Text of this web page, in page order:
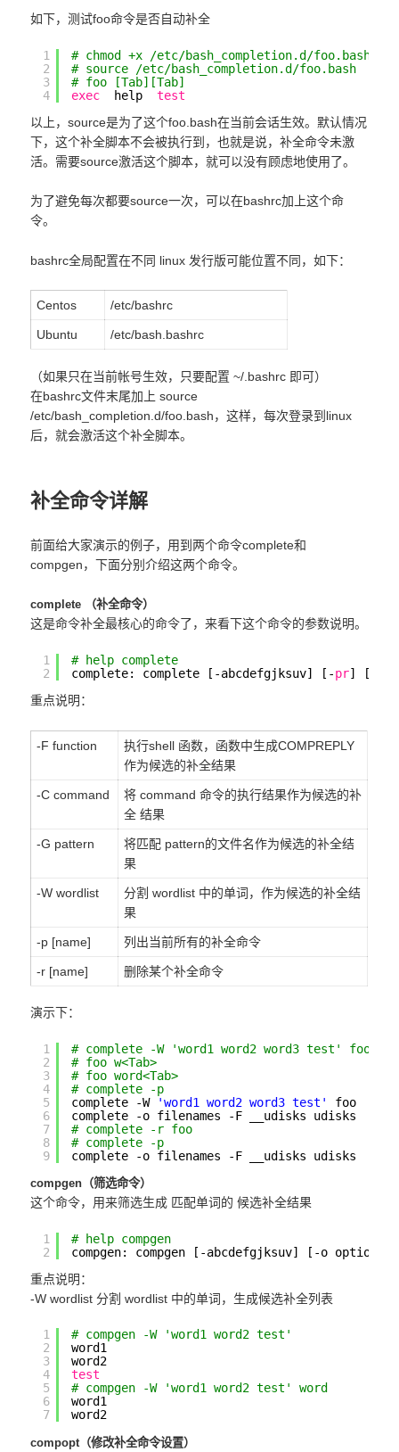
如下，测试foo命令是否自动补全
1
2
3
4
# chmod +x /etc/bash_completion.d/foo.bash
# source /etc/bash_completion.d/foo.bash
# foo [Tab][Tab]
exec
help test
以上，source是为了这个foo.bash在当前会话生效。默认情况
下，这个补全脚本不会被执行到，也就是说，补全命令未激
活。需要source激活这个脚本，就可以没有顾虑地使用了。
为了避免每次都要source一次，可以在bashrc加上这个命
令。
bashrc全局配置在不同 linux 发行版可能位置不同，如下：
Centos /etc/bashrc
Ubuntu /etc/bash.bashrc
（如果只在当前帐号生效，只要配置 ~/.bashrc 即可）
在bashrc文件末尾加上 source
/etc/bash_completion.d/foo.bash，这样，每次登录到linux
后，就会激活这个补全脚本。
补全命令详解
前面给大家演示的例子，用到两个命令complete和
compgen，下面分别介绍这两个命令。
complete （补全命令）
这是命令补全最核心的命令了，来看下这个命令的参数说明。
1
2
# help complete
complete: complete [-abcdefgjksuv] [-pr] [-
重点说明：
-F function
执行shell 函数，函数中生成COMPREPLY
作为候选的补全结果
-C command
将 command 命令的执行结果作为候选的补
全 结果
-G pattern
将匹配 pattern的文件名作为候选的补全结
果
-W wordlist
分割 wordlist 中的单词，作为候选的补全结
果
-p [name] 列出当前所有的补全命令
-r [name] 删除某个补全命令
演示下：
1
2
3
4
5
6
7
8
9
# complete -W 'word1 word2 word3 test' foo
# foo w<Tab>
# foo word<Tab>
# complete -p
complete -W
'word1 word2 word3 test'
foo
complete -o filenames -F __udisks udisks
# complete -r foo
# complete -p
complete -o filenames -F __udisks udisks
compgen（筛选命令）
这个命令，用来筛选生成 匹配单词的 候选补全结果
1
2
# help compgen
compgen: compgen [-abcdefgjksuv] [-o
重点说明：
-W wordlist 分割 wordlist 中的单词，生成候选补全列表
1
2
3
4
5
6
7
# compgen -W 'word1 word2 test'
word1
word2
test
# compgen -W 'word1 word2 test' word
word1
word2
compopt（修改补全命令设置）